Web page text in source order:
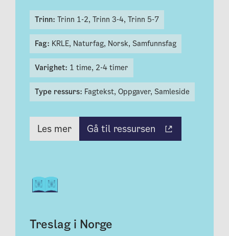
Trinn: Trinn 1-2, Trinn 3-4, Trinn 5-7
Fag: KRLE, Naturfag, Norsk, Samfunnsfag
Varighet: 1 time, 2-4 timer
Type ressurs: Fagtekst, Oppgaver, Samleside
Les mer Gå til ressursen
Treslag i Norge